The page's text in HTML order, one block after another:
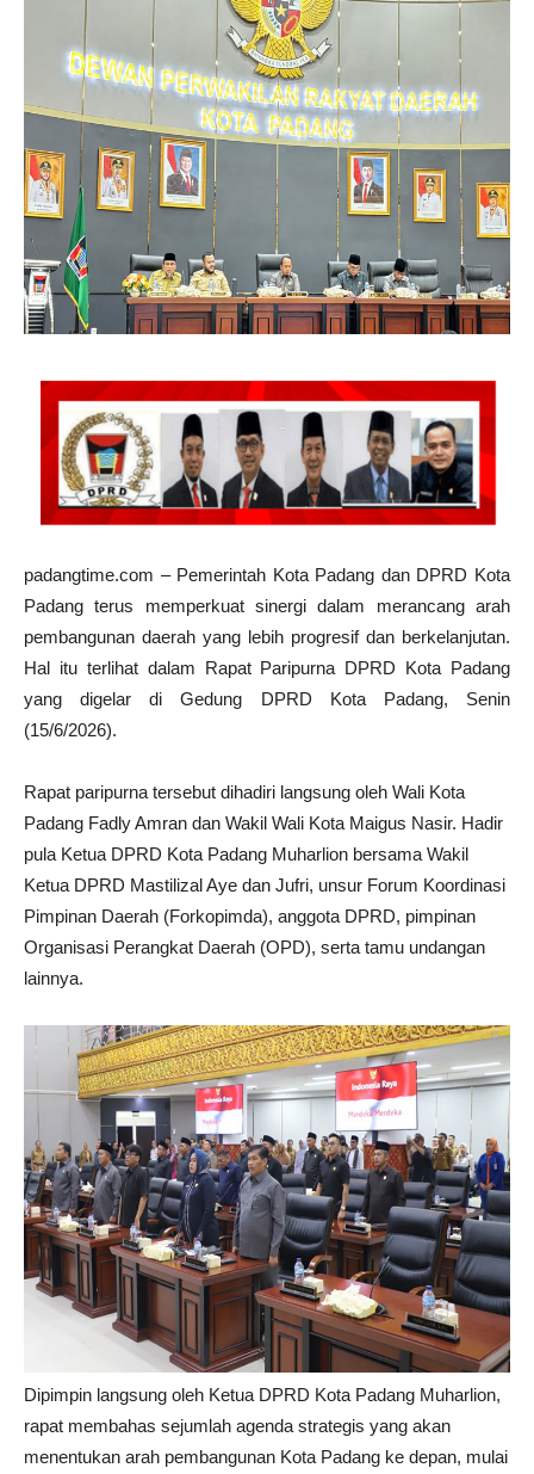
padangtime.com – Pemerintah Kota Padang dan DPRD Kota
Padang terus memperkuat sinergi dalam merancang arah
pembangunan daerah yang lebih progresif dan berkelanjutan.
Hal itu terlihat dalam Rapat Paripurna DPRD Kota Padang
yang digelar di Gedung DPRD Kota Padang, Senin
(15/6/2026).
Rapat paripurna tersebut dihadiri langsung oleh Wali Kota
Padang Fadly Amran dan Wakil Wali Kota Maigus Nasir. Hadir
pula Ketua DPRD Kota Padang Muharlion bersama Wakil
Ketua DPRD Mastilizal Aye dan Jufri, unsur Forum Koordinasi
Pimpinan Daerah (Forkopimda), anggota DPRD, pimpinan
Organisasi Perangkat Daerah (OPD), serta tamu undangan
lainnya.
Dipimpin langsung oleh Ketua DPRD Kota Padang Muharlion,
rapat membahas sejumlah agenda strategis yang akan
menentukan arah pembangunan Kota Padang ke depan, mulai